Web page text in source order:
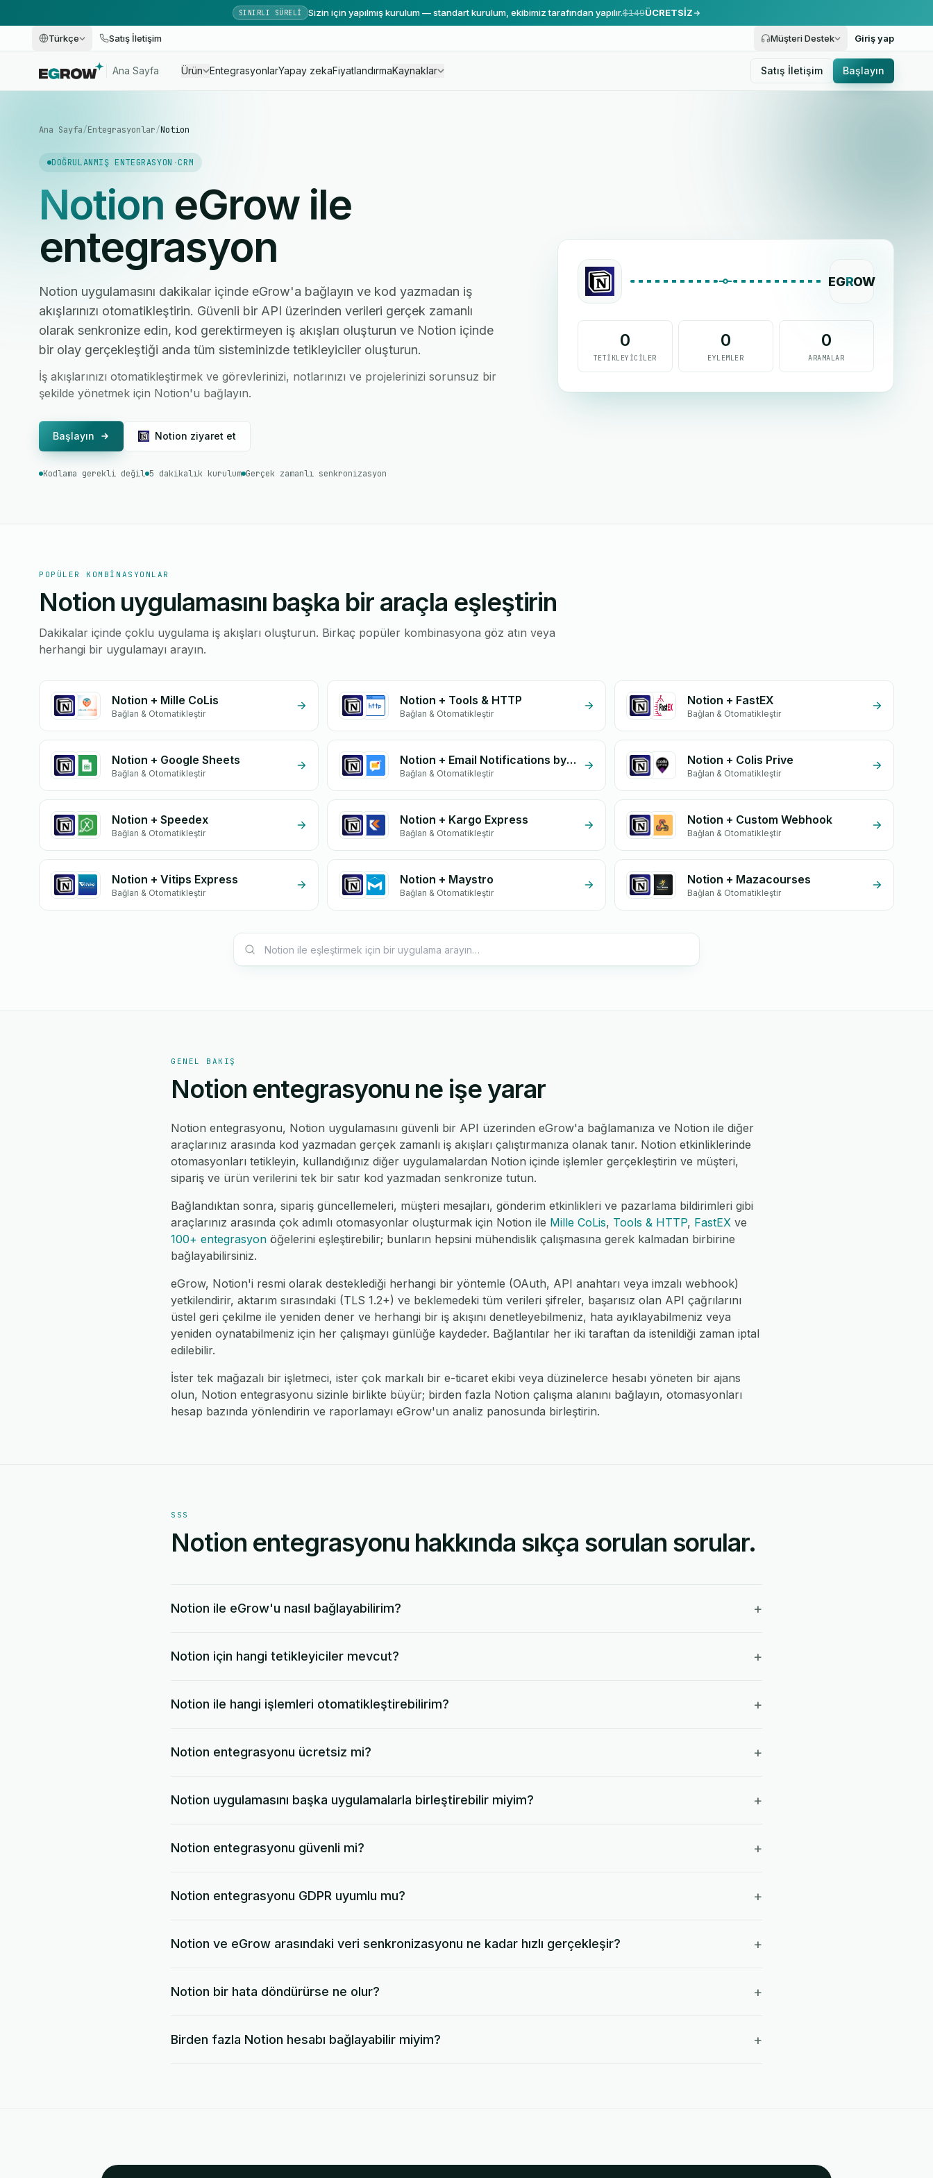
SINIRLI SÜRELI Sizin için yapılmış kurulum — standart kurulum, ekibimiz tarafından yapılır.$149ÜCRETSİZ
Türkçe Satış İletişim Müşteri Destek Giriş yap
Ana Sayfa Ürün EntegrasyonlarYapay zekaFiyatlandırmaKaynaklar Satış İletişim Başlayın
Ana Sayfa/Entegrasyonlar/Notion
DOĞRULANMIŞ ENTEGRASYON ·CRM
Notion eGrow ile
entegrasyon
Notion uygulamasını dakikalar içinde eGrow'a bağlayın ve kod yazmadan iş
akışlarınızı otomatikleştirin. Güvenli bir API üzerinden verileri gerçek zamanlı
olarak senkronize edin, kod gerektirmeyen iş akışları oluşturun ve Notion içinde
bir olay gerçekleştiği anda tüm sisteminizde tetikleyiciler oluşturun.
İş akışlarınızı otomatikleştirmek ve görevlerinizi, notlarınızı ve projelerinizi sorunsuz bir
şekilde yönetmek için Notion'u bağlayın.
Başlayın Notion ziyaret et
Kodlama gerekli değil 5 dakikalık kurulum Gerçek zamanlı senkronizasyon
EGROW
0
TETIKLEYICILER
0
EYLEMLER
0
ARAMALAR
POPÜLER KOMBINASYONLAR
Notion uygulamasını başka bir araçla eşleştirin
Dakikalar içinde çoklu uygulama iş akışları oluşturun. Birkaç popüler kombinasyona göz atın veya
herhangi bir uygulamayı arayın.
Notion + Mille CoLis
Bağlan & Otomatikleştir
Notion + Tools & HTTP
Bağlan & Otomatikleştir
Notion + FastEX
Bağlan & Otomatikleştir
Notion + Google Sheets
Bağlan & Otomatikleştir
Notion + Email Notifications by eGrow
Bağlan & Otomatikleştir
Notion + Colis Prive
Bağlan & Otomatikleştir
Notion + Speedex
Bağlan & Otomatikleştir
Notion + Kargo Express
Bağlan & Otomatikleştir
Notion + Custom Webhook
Bağlan & Otomatikleştir
Notion + Vitips Express
Bağlan & Otomatikleştir
Notion + Maystro
Bağlan & Otomatikleştir
Notion + Mazacourses
Bağlan & Otomatikleştir
GENEL BAKIŞ
Notion entegrasyonu ne işe yarar
Notion entegrasyonu, Notion uygulamasını güvenli bir API üzerinden eGrow'a bağlamanıza ve Notion ile diğer
araçlarınız arasında kod yazmadan gerçek zamanlı iş akışları çalıştırmanıza olanak tanır. Notion etkinliklerinde
otomasyonları tetikleyin, kullandığınız diğer uygulamalardan Notion içinde işlemler gerçekleştirin ve müşteri,
sipariş ve ürün verilerini tek bir satır kod yazmadan senkronize tutun.
Bağlandıktan sonra, sipariş güncellemeleri, müşteri mesajları, gönderim etkinlikleri ve pazarlama bildirimleri gibi
araçlarınız arasında çok adımlı otomasyonlar oluşturmak için Notion ile Mille CoLis, Tools & HTTP, FastEX ve
100+ entegrasyon öğelerini eşleştirebilir; bunların hepsini mühendislik çalışmasına gerek kalmadan birbirine
bağlayabilirsiniz.
eGrow, Notion'i resmi olarak desteklediği herhangi bir yöntemle (OAuth, API anahtarı veya imzalı webhook)
yetkilendirir, aktarım sırasındaki (TLS 1.2+) ve beklemedeki tüm verileri şifreler, başarısız olan API çağrılarını
üstel geri çekilme ile yeniden dener ve herhangi bir iş akışını denetleyebilmeniz, hata ayıklayabilmeniz veya
yeniden oynatabilmeniz için her çalışmayı günlüğe kaydeder. Bağlantılar her iki taraftan da istenildiği zaman iptal
edilebilir.
İster tek mağazalı bir işletmeci, ister çok markalı bir e-ticaret ekibi veya düzinelerce hesabı yöneten bir ajans
olun, Notion entegrasyonu sizinle birlikte büyür; birden fazla Notion çalışma alanını bağlayın, otomasyonları
hesap bazında yönlendirin ve raporlamayı eGrow'un analiz panosunda birleştirin.
SSS
Notion entegrasyonu hakkında sıkça sorulan sorular.
Notion ile eGrow'u nasıl bağlayabilirim? +
Notion için hangi tetikleyiciler mevcut? +
Notion ile hangi işlemleri otomatikleştirebilirim? +
Notion entegrasyonu ücretsiz mi? +
Notion uygulamasını başka uygulamalarla birleştirebilir miyim? +
Notion entegrasyonu güvenli mi? +
Notion entegrasyonu GDPR uyumlu mu? +
Notion ve eGrow arasındaki veri senkronizasyonu ne kadar hızlı gerçekleşir? +
Notion bir hata döndürürse ne olur? +
Birden fazla Notion hesabı bağlayabilir miyim? +